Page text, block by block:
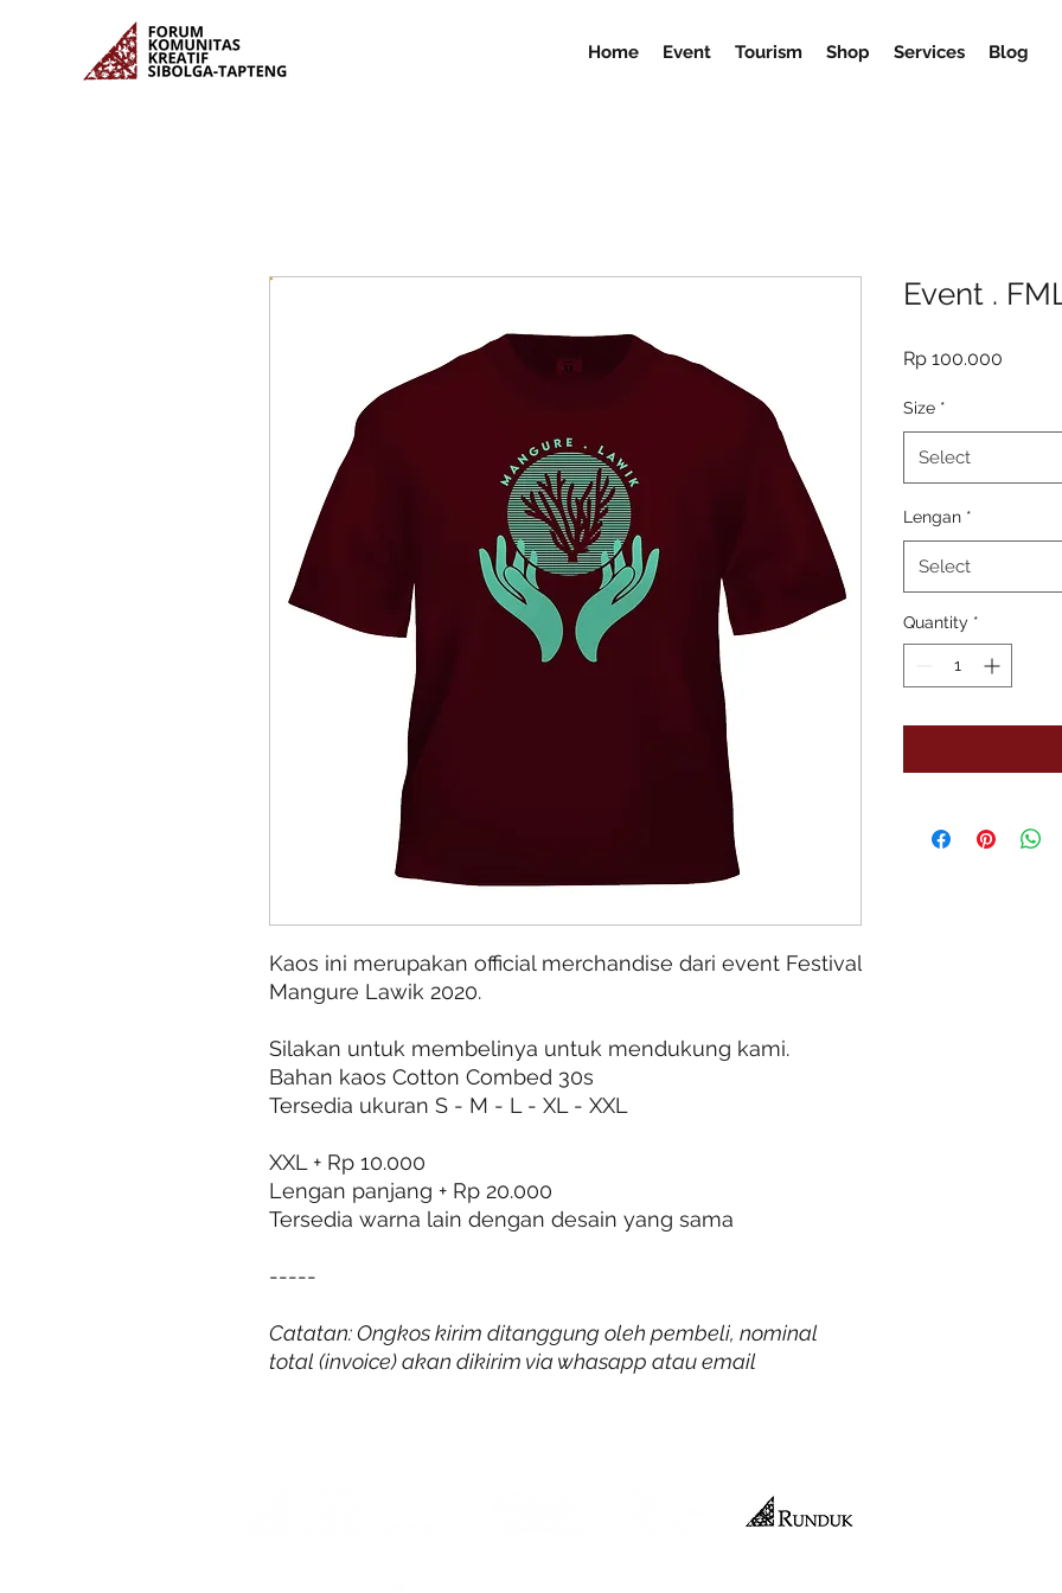
Home Event Tourism Shop Services Blog
Kaos ini merupakan official merchandise dari event Festival
Mangure Lawik 2020.
Silakan untuk membelinya untuk mendukung kami.
Bahan kaos Cotton Combed 30s
Tersedia ukuran S - M - L - XL - XXL
XXL + Rp 10.000
Lengan panjang + Rp 20.000
Tersedia warna lain dengan desain yang sama
-----
Catatan: Ongkos kirim ditanggung oleh pembeli, nominal
total (invoice) akan dikirim via whasapp atau email
Event .
Rp 100.000
Size *
Select
Lengan *
Select
Quantity *